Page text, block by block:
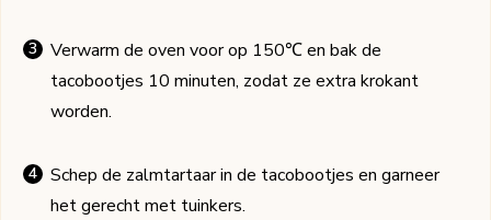
Verwarm de oven voor op 150℃ en bak de
tacobootjes 10 minuten, zodat ze extra krokant
worden.
Schep de zalmtartaar in de tacobootjes en garneer
het gerecht met tuinkers.